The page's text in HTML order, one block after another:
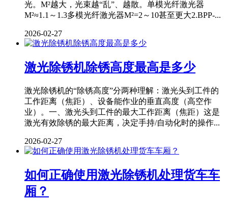
光。M²越大，光束越“乱”、越散。单模光纤激光器
M²≈1.1～1.3多模光纤激光器M²=2～10甚至更大2.BPP-...
2026-02-27
激光除锈机除锈高度最高是多少
激光除锈机的“除锈高度”分两种理解：激光头到工件的
工作距离（焦距）、设备能作业的垂直高度（高空作
业）。一、激光头到工件的最大工作距离（焦距）这是
激光有效除锈的最大距离，决定手持/自动化时的操作...
2026-02-27
如何正确使用激光除锈机处理货车车
厢？